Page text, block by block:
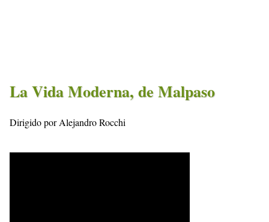
La Vida Moderna, de Malpaso
Dirigido por Alejandro Rocchi